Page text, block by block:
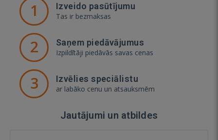
1 Izveido pasūtījumu
Tas ir bezmaksas
2 Saņem piedāvājumus
Izpildītāji piedāvās savas cenas
3 Izvēlies speciālistu
ar labāko cenu un atsauksmēm
Jautājumi un atbildes